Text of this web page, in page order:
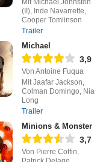
Mit Michael Johnston
(II), Inde Navarrette,
Cooper Tomlinson
Trailer
Michael
3,9
Von Antoine Fuqua
Mit Jaafar Jackson,
Colman Domingo, Nia
Long
Trailer
Minions & Monster
3,7
Von Pierre Coffin,